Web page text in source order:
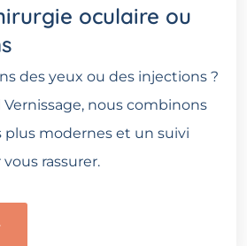
oculaire ou
des yeux ou des injections ?
nous combinons
plus modernes et un suivi
rassurer.